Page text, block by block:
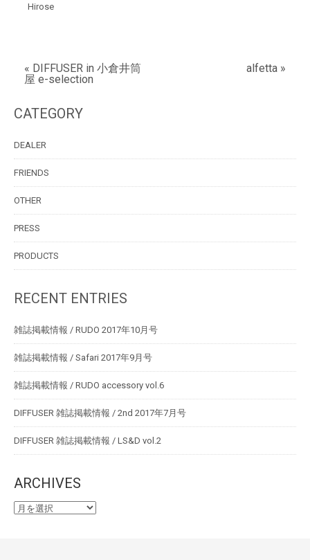
Hirose
« DIFFUSER in 小倉井筒
屋 e-selection
alfetta »
CATEGORY
DEALER
FRIENDS
OTHER
PRESS
PRODUCTS
RECENT ENTRIES
雑誌掲載情報 / RUDO 2017年10月号
雑誌掲載情報 / Safari 2017年9月号
雑誌掲載情報 / RUDO accessory vol.6
DIFFUSER 雑誌掲載情報 / 2nd 2017年7月号
DIFFUSER 雑誌掲載情報 / LS&D vol.2
ARCHIVES